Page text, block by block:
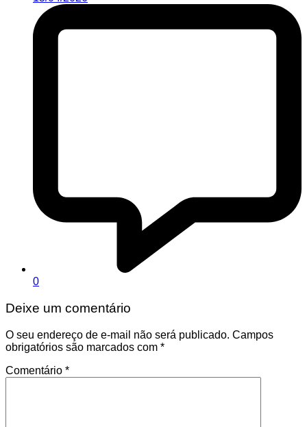
0
Deixe um comentário
O seu endereço de e-mail não será publicado. Campos
obrigatórios são marcados com *
Comentário *